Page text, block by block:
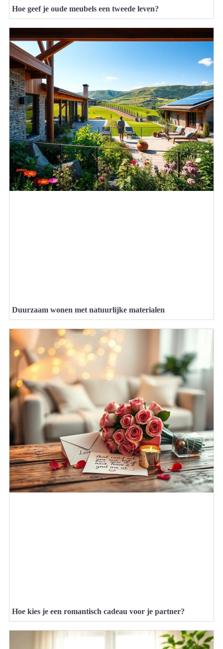
Hoe geef je oude meubels een tweede leven?
Duurzaam wonen met natuurlijke materialen
Hoe kies je een romantisch cadeau voor je partner?